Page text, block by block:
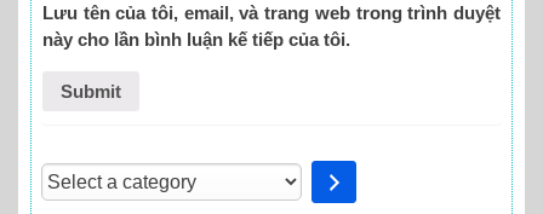
Lưu tên của tôi, email, và trang web trong trình duyệt
này cho lần bình luận kế tiếp của tôi.
Select
a